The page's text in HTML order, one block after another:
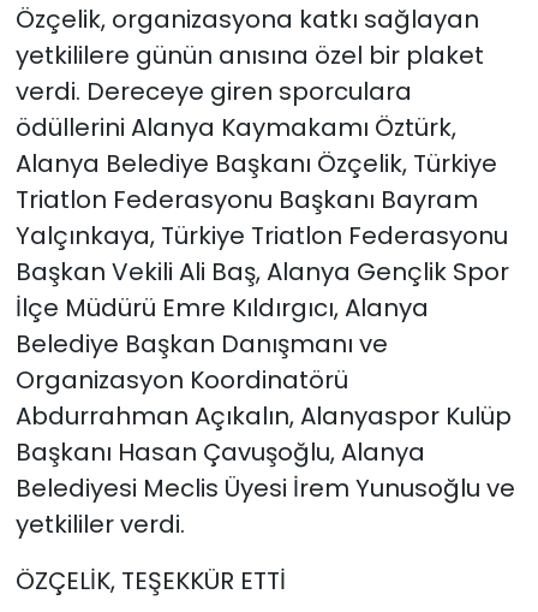
Özçelik, organizasyona katkı sağlayan
yetkililere günün anısına özel bir plaket
verdi. Dereceye giren sporculara
ödüllerini Alanya Kaymakamı Öztürk,
Alanya Belediye Başkanı Özçelik, Türkiye
Triatlon Federasyonu Başkanı Bayram
Yalçınkaya, Türkiye Triatlon Federasyonu
Başkan Vekili Ali Baş, Alanya Gençlik Spor
İlçe Müdürü Emre Kıldırgıcı, Alanya
Belediye Başkan Danışmanı ve
Organizasyon Koordinatörü
Abdurrahman Açıkalın, Alanyaspor Kulüp
Başkanı Hasan Çavuşoğlu, Alanya
Belediyesi Meclis Üyesi İrem Yunusoğlu ve
yetkililer verdi.
ÖZÇELİK, TEŞEKKÜR ETTİ